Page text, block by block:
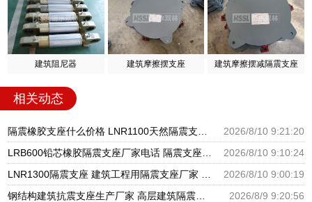
建筑阻尼器 建筑摩擦摆支座 建筑摩擦摆减隔震支座
相关动态
2026/8/10 9:21:20
2026/8/10 9:10:24
2026/8/10 9:00:19
2026/8/9 9:20:56